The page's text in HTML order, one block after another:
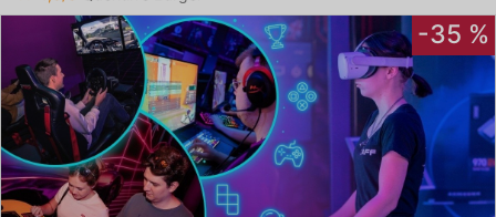
-35 %